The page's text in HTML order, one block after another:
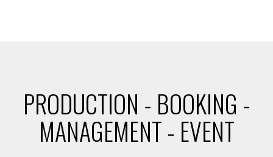
PRODUCTION - BOOKING -
MANAGEMENT - EVENT